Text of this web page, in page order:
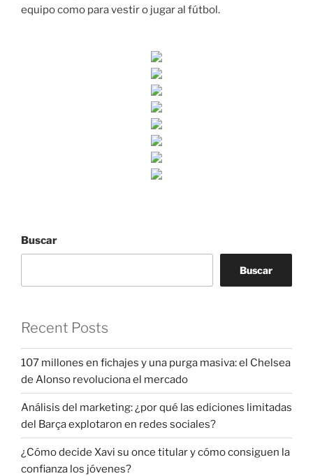
equipo como para vestir o jugar al fútbol.
Buscar
Buscar
Recent Posts
107 millones en fichajes y una purga masiva: el Chelsea
de Alonso revoluciona el mercado
Análisis del marketing: ¿por qué las ediciones limitadas
del Barça explotaron en redes sociales?
¿Cómo decide Xavi su once titular y cómo consiguen la
confianza los jóvenes?